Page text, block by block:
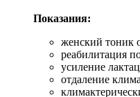
Показания:
женский тоник
реабилитация
усиление
отдаление